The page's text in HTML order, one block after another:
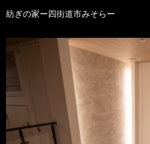
紡ぎの家ー四街道市みそらー